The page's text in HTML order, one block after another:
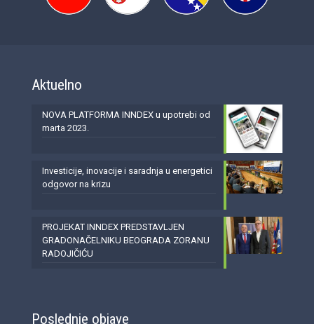
Aktuelno
NOVA PLATFORMA INNDEX u upotrebi od
marta 2023.
Investicije, inovacije i saradnja u energetici
odgovor na krizu
PROJEKAT INNDEX PREDSTAVLJEN
GRADONAČELNIKU BEOGRADA ZORANU
RADOJIČIĆU
Poslednje objave